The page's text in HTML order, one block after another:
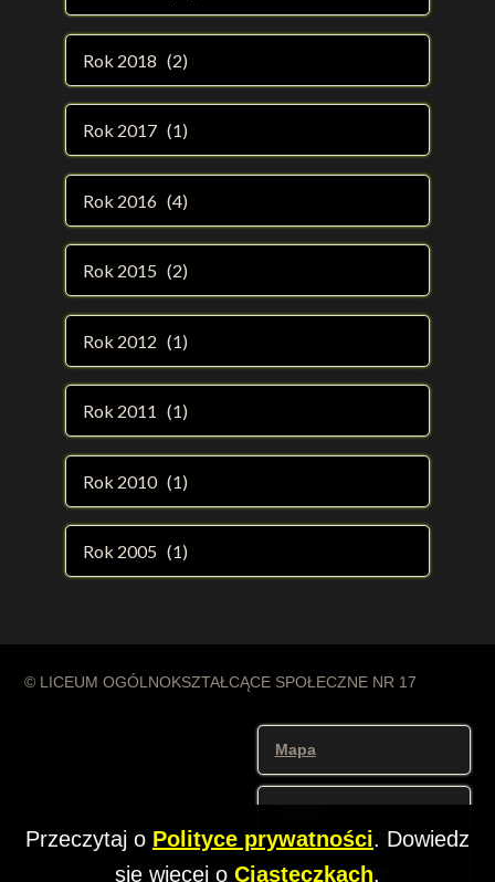
Rok 2018 (2)
Rok 2017 (1)
Rok 2016 (4)
Rok 2015 (2)
Rok 2012 (1)
Rok 2011 (1)
Rok 2010 (1)
Rok 2005 (1)
© LICEUM OGÓLNOKSZTAŁCĄCE SPOŁECZNE NR 17
Mapa
RODO
Polityka prywatności
Przeczytaj o Polityce prywatności. Dowiedz
się więcej o Ciasteczkach.